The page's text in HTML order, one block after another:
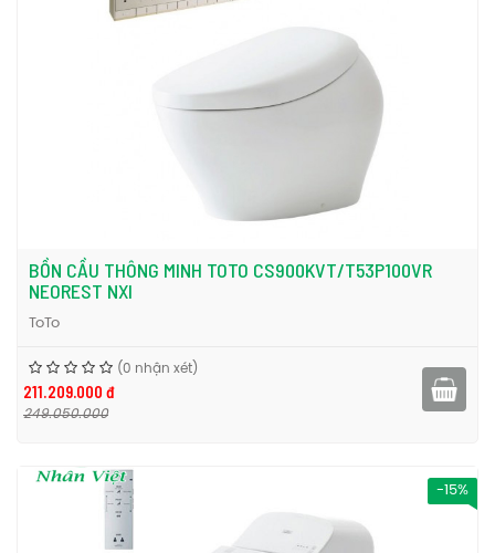
BỒN CẦU THÔNG MINH TOTO CS900KVT/T53P100VR
NEOREST NXI
ToTo
(0 nhận xét)
211.209.000 đ
249.050.000
-15%